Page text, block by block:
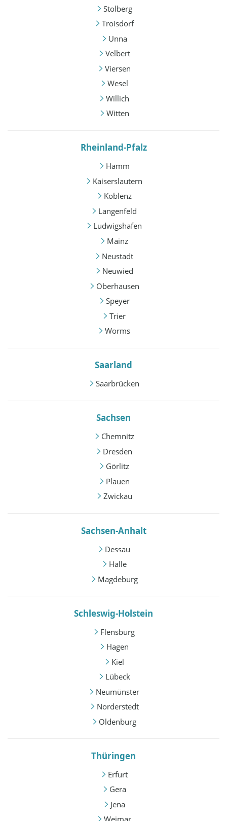
Stolberg
Troisdorf
Unna
Velbert
Viersen
Wesel
Willich
Witten
Rheinland-Pfalz
Hamm
Kaiserslautern
Koblenz
Langenfeld
Ludwigshafen
Mainz
Neustadt
Neuwied
Oberhausen
Speyer
Trier
Worms
Saarland
Saarbrücken
Sachsen
Chemnitz
Dresden
Görlitz
Plauen
Zwickau
Sachsen-Anhalt
Dessau
Halle
Magdeburg
Schleswig-Holstein
Flensburg
Hagen
Kiel
Lübeck
Neumünster
Norderstedt
Oldenburg
Thüringen
Erfurt
Gera
Jena